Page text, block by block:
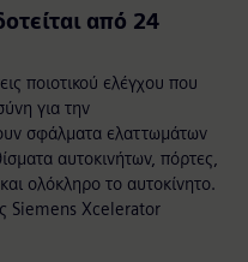
από 24
ποιοτικού ελέγχου που
για την
σφάλματα ελαττωμάτων
αυτοκινήτων, πόρτες,
ολόκληρο το αυτοκίνητο.
Siemens Xcelerator